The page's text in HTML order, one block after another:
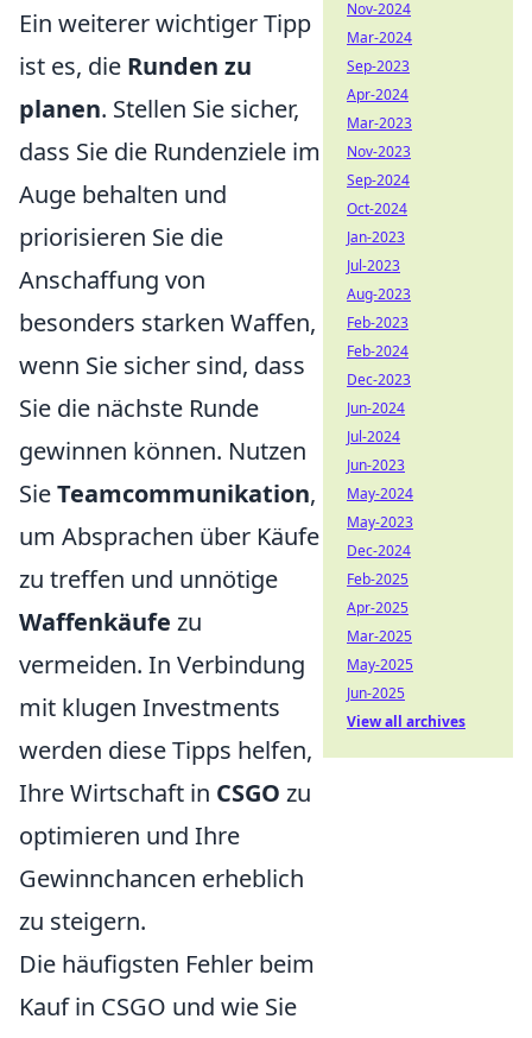
Ein weiterer wichtiger Tipp
ist es, die Runden zu
planen. Stellen Sie sicher,
dass Sie die Rundenziele im
Auge behalten und
priorisieren Sie die
Anschaffung von
besonders starken Waffen,
wenn Sie sicher sind, dass
Sie die nächste Runde
gewinnen können. Nutzen
SieTeamcommunikation,
um Absprachen über Käufe
zu treffen und unnötige
Waffenkäufe zu
vermeiden. In Verbindung
mit klugen Investments
werden diese Tipps helfen,
Ihre Wirtschaft in CSGO zu
optimieren und Ihre
Gewinnchancen erheblich
zu steigern.
Die häufigsten Fehler beim
Kauf in CSGO und wie Sie
Nov-2024
Mar-2024
Sep-2023
Apr-2024
Mar-2023
Nov-2023
Sep-2024
Oct-2024
Jan-2023
Jul-2023
Aug-2023
Feb-2023
Feb-2024
Dec-2023
Jun-2024
Jul-2024
Jun-2023
May-2024
May-2023
Dec-2024
Feb-2025
Apr-2025
Mar-2025
May-2025
Jun-2025
View all archives